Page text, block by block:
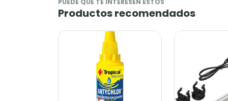
PUEDE QUE TE INTERESEN ESTOS
Productos recomendados